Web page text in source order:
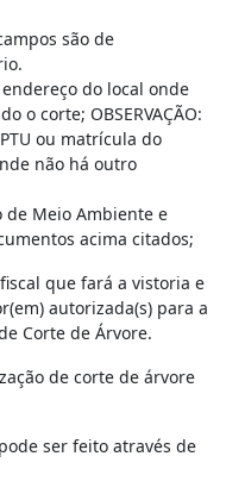
são de
do local onde
o corte; OBSERVAÇÃO:
ou matrícula do
não há outro
Meio Ambiente e
acima citados;
que fará a vistoria e
autorizada(s) para a
Corte de Árvore.
de corte de árvore
ser feito através de